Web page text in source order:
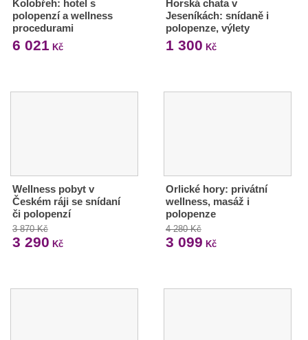
Kolobřeh: hotel s
polopenzí a wellness
procedurami
6 021 Kč
Horská chata v
Jeseníkách: snídaně i
polopenze, výlety
1 300 Kč
Wellness pobyt v
Českém ráji se snídaní
či polopenzí
3 870 Kč
3 290 Kč
Orlické hory: privátní
wellness, masáž i
polopenze
4 280 Kč
3 099 Kč